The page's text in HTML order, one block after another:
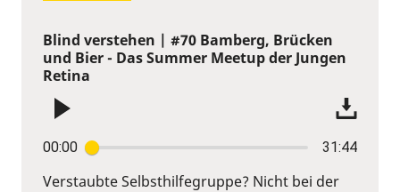
Blind verstehen | #70 Bamberg, Brücken
und Bier - Das Summer Meetup der Jungen
Retina
00:00 31:44
Verstaubte Selbsthilfegruppe? Nicht bei der